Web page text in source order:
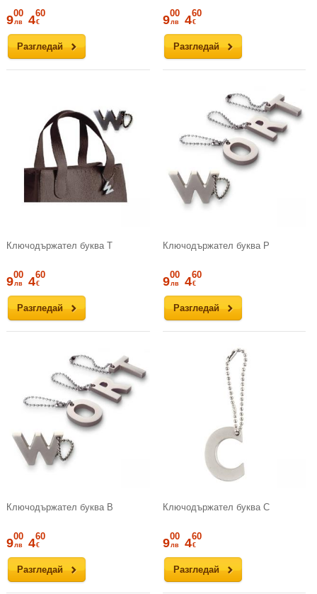
Разгледай
900
лв 460
€
Разгледай
900
лв 460
€
Ключодържател буква Т
Разгледай
900
лв 460
€
Ключодържател буква Р
Разгледай
900
лв 460
€
Ключодържател буква B
Разгледай
900
лв 460
€
Ключодържател буква C
Разгледай
900
лв 460
€